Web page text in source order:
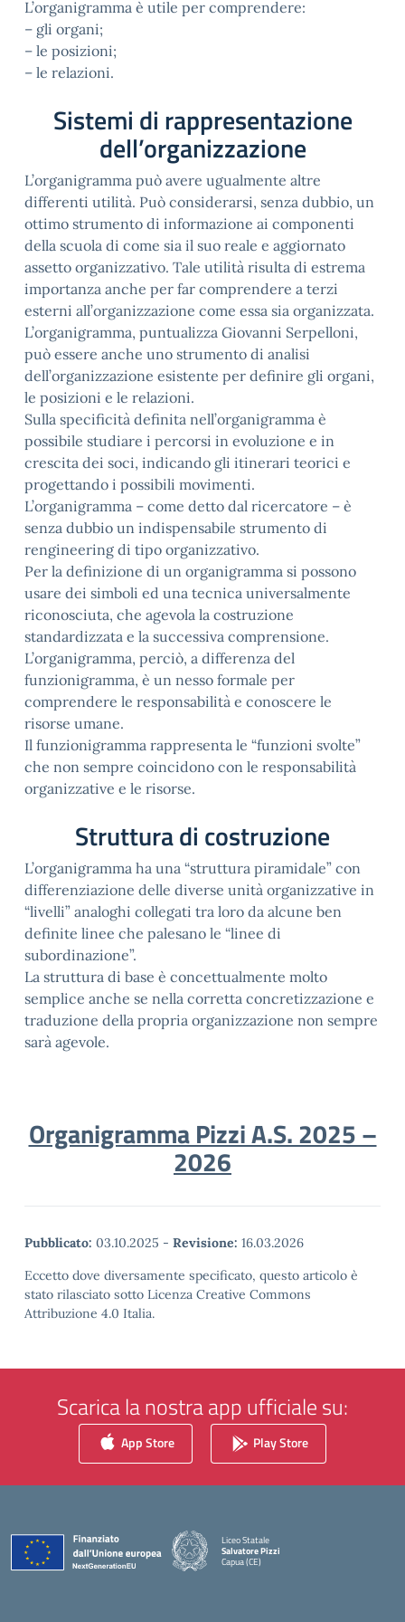
L’organigramma è utile per comprendere:
– gli organi;
– le posizioni;
– le relazioni.
Sistemi di rappresentazione
dell’organizzazione
L’organigramma può avere ugualmente altre
differenti utilità. Può considerarsi, senza dubbio, un
ottimo strumento di informazione ai componenti
della scuola di come sia il suo reale e aggiornato
assetto organizzativo. Tale utilità risulta di estrema
importanza anche per far comprendere a terzi
esterni all’organizzazione come essa sia organizzata.
L’organigramma, puntualizza Giovanni Serpelloni,
può essere anche uno strumento di analisi
dell’organizzazione esistente per definire gli organi,
le posizioni e le relazioni.
Sulla specificità definita nell’organigramma è
possibile studiare i percorsi in evoluzione e in
crescita dei soci, indicando gli itinerari teorici e
progettando i possibili movimenti.
L’organigramma – come detto dal ricercatore – è
senza dubbio un indispensabile strumento di
rengineering di tipo organizzativo.
Per la definizione di un organigramma si possono
usare dei simboli ed una tecnica universalmente
riconosciuta, che agevola la costruzione
standardizzata e la successiva comprensione.
L’organigramma, perciò, a differenza del
funzionigramma, è un nesso formale per
comprendere le responsabilità e conoscere le
risorse umane.
Il funzionigramma rappresenta le “funzioni svolte”
che non sempre coincidono con le responsabilità
organizzative e le risorse.
Struttura di costruzione
L’organigramma ha una “struttura piramidale” con
differenziazione delle diverse unità organizzative in
“livelli” analoghi collegati tra loro da alcune ben
definite linee che palesano le “linee di
subordinazione”.
La struttura di base è concettualmente molto
semplice anche se nella corretta concretizzazione e
traduzione della propria organizzazione non sempre
sarà agevole.
Organigramma Pizzi A.S. 2025 –
2026
Pubblicato: 03.10.2025 - Revisione: 16.03.2026
Eccetto dove diversamente specificato, questo articolo è
stato rilasciato sotto Licenza Creative Commons
Attribuzione 4.0 Italia.
Scarica la nostra app ufficiale su:
App Store Play Store
Liceo Statale
Salvatore Pizzi
Capua (CE)
— Visita la pagina iniziale della scuola